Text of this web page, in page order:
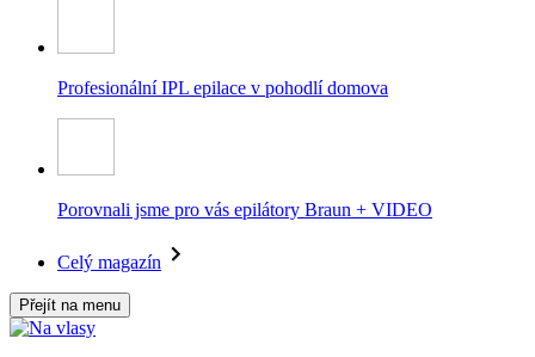
Profesionální IPL epilace v pohodlí domova
Porovnali jsme pro vás epilátory Braun + VIDEO
Celý magazín
Přejít na menu